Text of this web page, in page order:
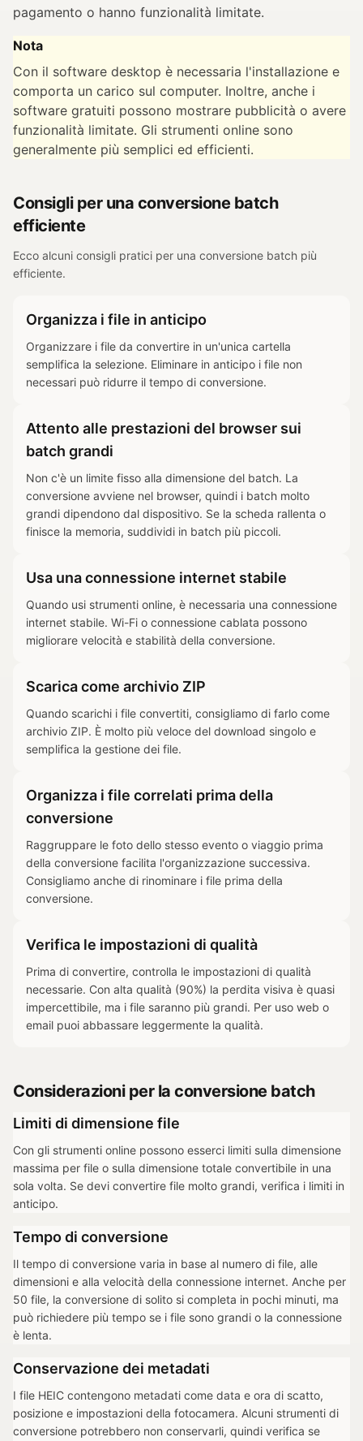
pagamento o hanno funzionalità limitate.
Nota
Con il software desktop è necessaria l'installazione e
comporta un carico sul computer. Inoltre, anche i
software gratuiti possono mostrare pubblicità o avere
funzionalità limitate. Gli strumenti online sono
generalmente più semplici ed efficienti.
Consigli per una conversione batch
efficiente
Ecco alcuni consigli pratici per una conversione batch più
efficiente.
Organizza i file in anticipo
Organizzare i file da convertire in un'unica cartella
semplifica la selezione. Eliminare in anticipo i file non
necessari può ridurre il tempo di conversione.
Attento alle prestazioni del browser sui
batch grandi
Non c'è un limite fisso alla dimensione del batch. La
conversione avviene nel browser, quindi i batch molto
grandi dipendono dal dispositivo. Se la scheda rallenta o
finisce la memoria, suddividi in batch più piccoli.
Usa una connessione internet stabile
Quando usi strumenti online, è necessaria una connessione
internet stabile. Wi-Fi o connessione cablata possono
migliorare velocità e stabilità della conversione.
Scarica come archivio ZIP
Quando scarichi i file convertiti, consigliamo di farlo come
archivio ZIP. È molto più veloce del download singolo e
semplifica la gestione dei file.
Organizza i file correlati prima della
conversione
Raggruppare le foto dello stesso evento o viaggio prima
della conversione facilita l'organizzazione successiva.
Consigliamo anche di rinominare i file prima della
conversione.
Verifica le impostazioni di qualità
Prima di convertire, controlla le impostazioni di qualità
necessarie. Con alta qualità (90%) la perdita visiva è quasi
impercettibile, ma i file saranno più grandi. Per uso web o
email puoi abbassare leggermente la qualità.
Considerazioni per la conversione batch
Limiti di dimensione file
Con gli strumenti online possono esserci limiti sulla dimensione
massima per file o sulla dimensione totale convertibile in una
sola volta. Se devi convertire file molto grandi, verifica i limiti in
anticipo.
Tempo di conversione
Il tempo di conversione varia in base al numero di file, alle
dimensioni e alla velocità della connessione internet. Anche per
50 file, la conversione di solito si completa in pochi minuti, ma
può richiedere più tempo se i file sono grandi o la connessione
è lenta.
Conservazione dei metadati
I file HEIC contengono metadati come data e ora di scatto,
posizione e impostazioni della fotocamera. Alcuni strumenti di
conversione potrebbero non conservarli, quindi verifica se